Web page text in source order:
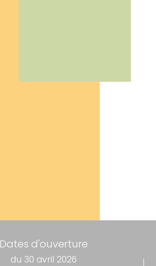
Dates d'ouverture
du 30 avril 2026